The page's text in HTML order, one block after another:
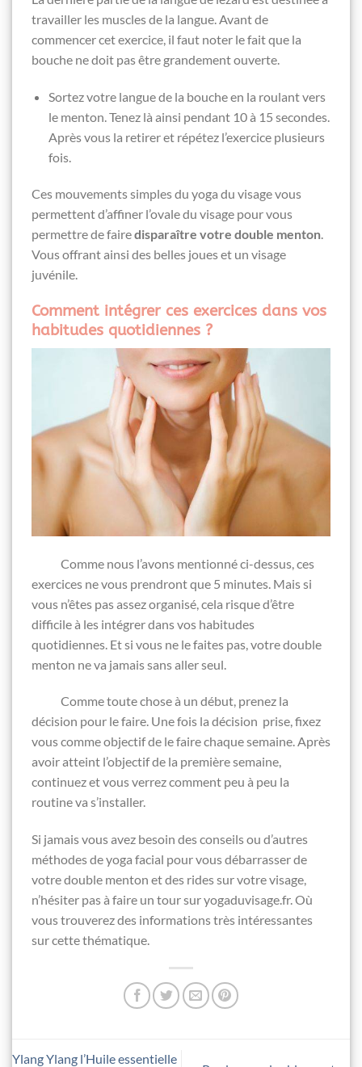
travailler les muscles de la langue. Avant de
commencer cet exercice, il faut noter le fait que la
bouche ne doit pas être grandement ouverte.
Sortez votre langue de la bouche en la roulant vers
le menton. Tenez là ainsi pendant 10 à 15 secondes.
Après vous la retirer et répétez l’exercice plusieurs
fois.
Ces mouvements simples du yoga du visage vous
permettent d’affiner l’ovale du visage pour vous
permettre de fairedisparaître votre double menton.
Vous offrant ainsi des belles joues et un visage
juvénile.
Comment intégrer ces exercices dans vos
habitudes quotidiennes ?
Comme nous l’avons mentionné ci-dessus, ces
exercices ne vous prendront que 5 minutes. Mais si
vous n’êtes pas assez organisé, cela risque d’être
difficile à les intégrer dans vos habitudes
quotidiennes. Et si vous ne le faites pas, votre double
menton ne va jamais sans aller seul.
Comme toute chose à un début, prenez la
décision pour le faire. Une fois la décision prise, fixez
vous comme objectif de le faire chaque semaine. Après
avoir atteint l’objectif de la première semaine,
continuez et vous verrez comment peu à peu la
routine va s’installer.
Si jamais vous avez besoin des conseils ou d’autres
méthodes de yoga facial pour vous débarrasser de
votre double menton et des rides sur votre visage,
n’hésiter pas à faire un tour sur yogaduvisage.fr. Où
vous trouverez des informations très intéressantes
sur cette thématique.
Ylang Ylang l’Huile essentielle